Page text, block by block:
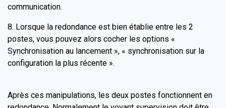
communication.
8. Lorsque la redondance est bien établie entre les 2
postes, vous pouvez alors cocher les options «
Synchronisation au lancement », « synchronisation sur la
configuration la plus récente ».
Après ces manipulations, les deux postes fonctionnent en